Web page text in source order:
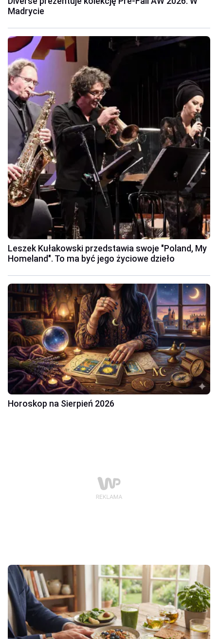
Madrycie
Leszek Kułakowski przedstawia swoje "Poland, My
Homeland". To ma być jego życiowe dzieło
Horoskop na Sierpień 2026